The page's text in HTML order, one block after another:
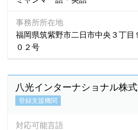
事務所所在地
福岡県筑紫野市二日市中央３丁
０２号
八光インターナショナル株
登録支援機関
対応可能言語